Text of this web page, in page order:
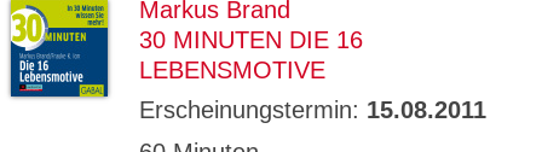
Markus Brand
30 MINUTEN DIE 16
LEBENSMOTIVE
Erscheinungstermin: 15.08.2011